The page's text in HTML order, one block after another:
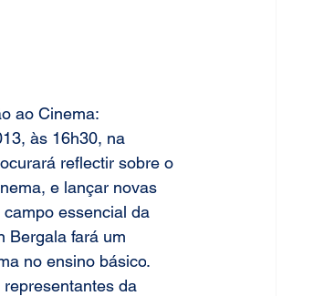
ao Cinema:
às 16h30, na
reflectir sobre o
e lançar novas
essencial da
Bergala fará um
no ensino básico.
representantes da